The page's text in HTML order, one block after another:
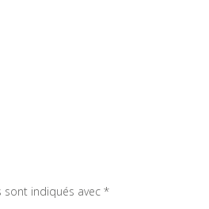
sont indiqués avec*